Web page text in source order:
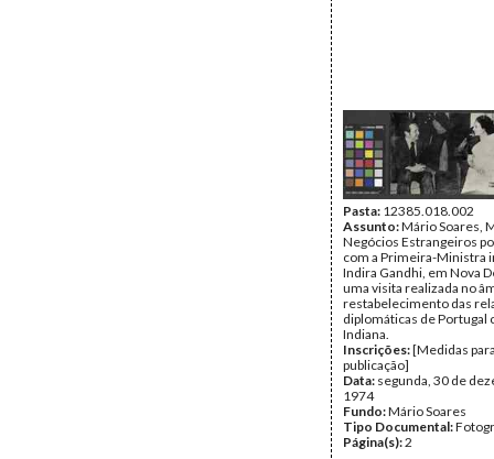
Pasta: 12385.018.002
Assunto:Mário Soares,
Negócios Estrangeiros
com a Primeira-Ministra
Indira Gandhi, em Nova
uma visita realizada no
restabelecimento das
diplomáticas de Portugal
Indiana.
Inscrições:[Medidas
publicação]
Data: segunda, 30 de
1974
Fundo:Mário Soares
Tipo Documental:
Página(s):2